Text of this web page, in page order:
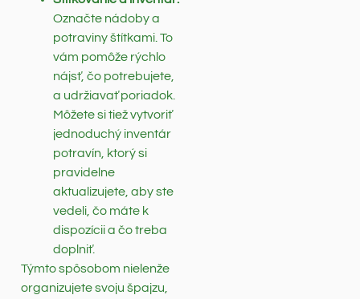
Označte nádoby a
potraviny štítkami. To
vám pomôže rýchlo
nájsť, čo potrebujete,
a udržiavať poriadok.
Môžete si tiež vytvoriť
jednoduchý inventár
potravín, ktorý si
pravidelne
aktualizujete, aby ste
vedeli, čo máte k
dispozícii a čo treba
doplniť.
Týmto spôsobom nielenže
organizujete svoju špajzu,